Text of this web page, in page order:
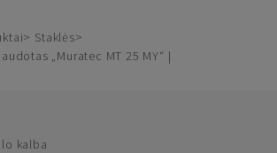
Staklės
„Muratec MT 25 MY“ |
kalba